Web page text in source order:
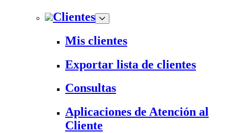
Clientes
Mis clientes
Exportar lista de clientes
Consultas
Aplicaciones de Atención al
Cliente